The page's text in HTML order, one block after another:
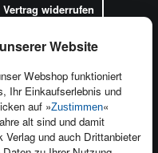
Website
Webshop funktioniert
Ihr Einkaufserlebnis und
auf »Zustimmen«
alt sind und damit
und auch Drittanbieter
Rights
Vertrag widerrufen